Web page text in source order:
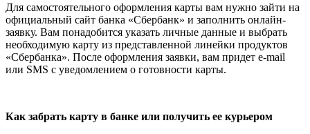
Для самостоятельного оформления карты вам нужно зайти на
официальный сайт банка «Сбербанк» и заполнить онлайн-
заявку. Вам понадобится указать личные данные и выбрать
необходимую карту из представленной линейки продуктов
«Сбербанка». После оформления заявки, вам придет e-mail
или SMS с уведомлением о готовности карты.
Как забрать карту в банке или получить ее курьером